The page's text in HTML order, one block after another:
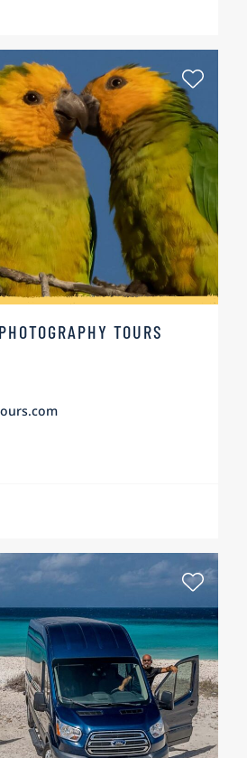
Als
TOURS
BIRD PHOTOGRAPHY
Als